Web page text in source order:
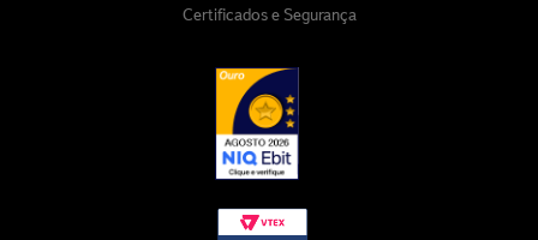
Certificados e Segurança